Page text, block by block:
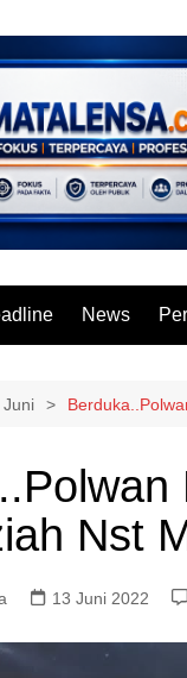
News
Juni
Nst
13 Juni 2022